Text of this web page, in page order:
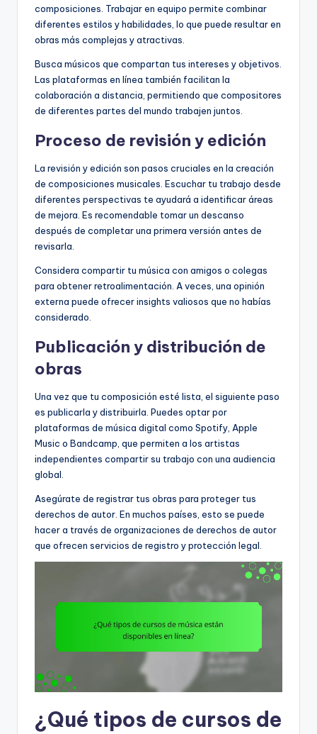
composiciones. Trabajar en equipo permite combinar
diferentes estilos y habilidades, lo que puede resultar en
obras más complejas y atractivas.
Busca músicos que compartan tus intereses y objetivos.
Las plataformas en línea también facilitan la
colaboración a distancia, permitiendo que compositores
de diferentes partes del mundo trabajen juntos.
Proceso de revisión y edición
La revisión y edición son pasos cruciales en la creación
de composiciones musicales. Escuchar tu trabajo desde
diferentes perspectivas te ayudará a identificar áreas
de mejora. Es recomendable tomar un descanso
después de completar una primera versión antes de
revisarla.
Considera compartir tu música con amigos o colegas
para obtener retroalimentación. A veces, una opinión
externa puede ofrecer insights valiosos que no habías
considerado.
Publicación y distribución de
obras
Una vez que tu composición esté lista, el siguiente paso
es publicarla y distribuirla. Puedes optar por
plataformas de música digital como Spotify, Apple
Music o Bandcamp, que permiten a los artistas
independientes compartir su trabajo con una audiencia
global.
Asegúrate de registrar tus obras para proteger tus
derechos de autor. En muchos países, esto se puede
hacer a través de organizaciones de derechos de autor
que ofrecen servicios de registro y protección legal.
¿Qué tipos de cursos de